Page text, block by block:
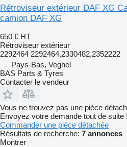
Rétroviseur extérieur DAF XG
camion DAF XG
650 € HT
Rétroviseur extérieur
2292464 2292464,2330482,2352222
Pays-Bas, Veghel
BAS Parts & Tyres
Contacter le vendeur
Vous ne trouvez pas une pièce
Envoyez votre demande tout de suite !
Commander une pièce détachée
Résultats de recherche: 7 annonces
Montrer